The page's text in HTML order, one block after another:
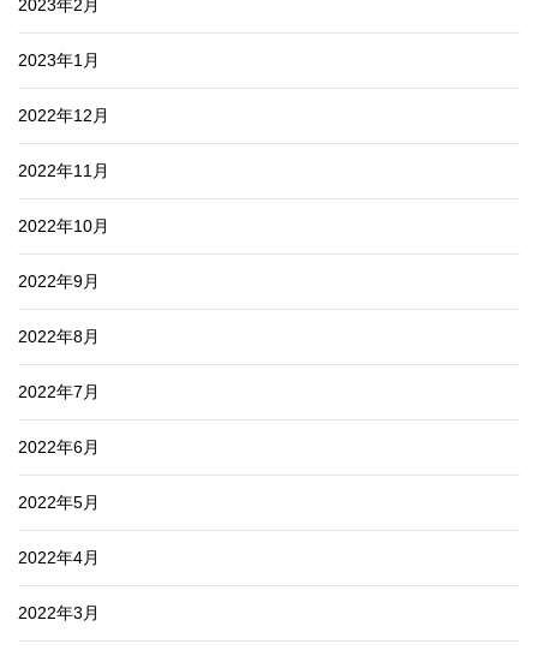
2023年2月
2023年1月
2022年12月
2022年11月
2022年10月
2022年9月
2022年8月
2022年7月
2022年6月
2022年5月
2022年4月
2022年3月